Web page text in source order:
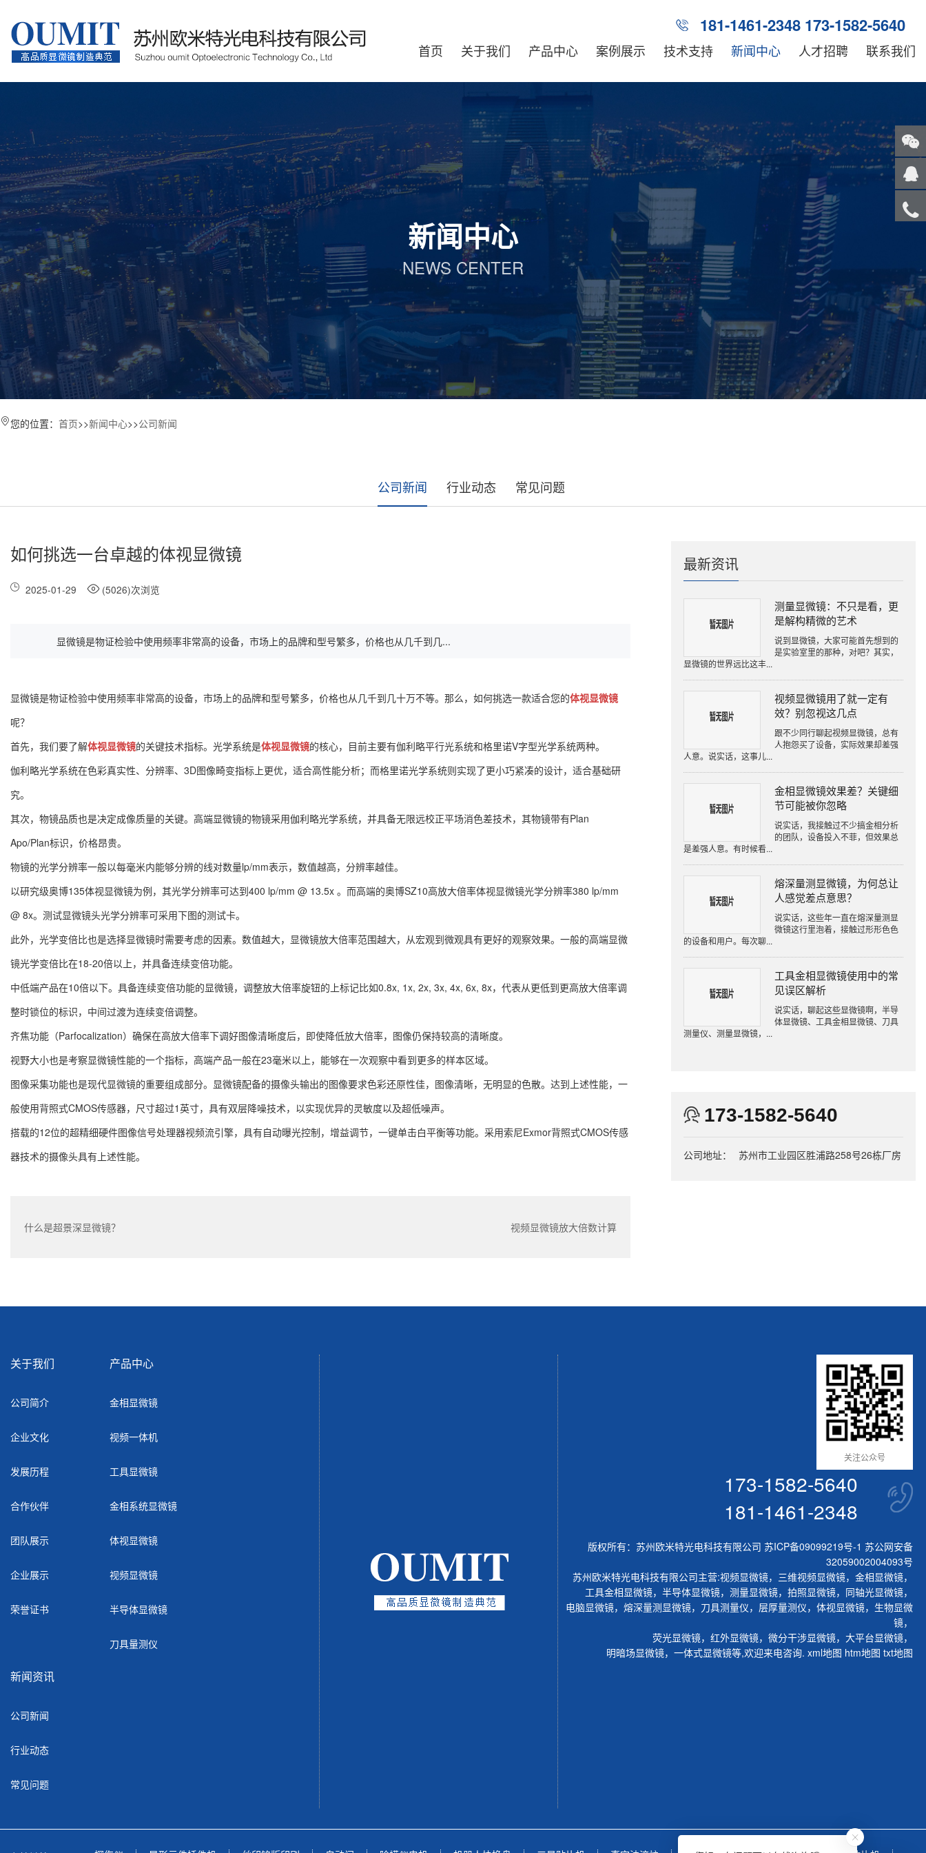
181-1461-2348 173-1582-5640
首页 关于我们 产品中心 案例展示 技术支持 新闻中心 人才招聘 联系我们
新闻中心
NEWS CENTER
您的位置： 首页>>新闻中心>>公司新闻
公司新闻 行业动态 常见问题
如何挑选一台卓越的体视显微镜
2025-01-29 (5026)次浏览
显微镜是物证检验中使用频率非常高的设备，市场上的品牌和型号繁多，价格也从几千到几...
显微镜是物证检验中使用频率非常高的设备，市场上的品牌和型号繁多，价格也从几千到几十万不等。那么，如何挑选一款适合您的体视显微镜
呢？
首先，我们要了解体视显微镜的关键技术指标。光学系统是体视显微镜的核心，目前主要有伽利略平行光系统和格里诺V字型光学系统两种。
伽利略光学系统在色彩真实性、分辨率、3D图像畸变指标上更优，适合高性能分析；而格里诺光学系统则实现了更小巧紧凑的设计，适合基础研
究。
其次，物镜品质也是决定成像质量的关键。高端显微镜的物镜采用伽利略光学系统，并具备无限远校正平场消色差技术，其物镜带有Plan
Apo/Plan标识，价格昂贵。
物镜的光学分辨率一般以每毫米内能够分辨的线对数量lp/mm表示，数值越高，分辨率越佳。
以研究级奥博135体视显微镜为例，其光学分辨率可达到400 lp/mm @ 13.5x 。而高端的奥博SZ10高放大倍率体视显微镜光学分辨率380 lp/mm
@ 8x。测试显微镜头光学分辨率可采用下图的测试卡。
此外，光学变倍比也是选择显微镜时需要考虑的因素。数值越大，显微镜放大倍率范围越大，从宏观到微观具有更好的观察效果。一般的高端显微
镜光学变倍比在18-20倍以上，并具备连续变倍功能。
中低端产品在10倍以下。具备连续变倍功能的显微镜，调整放大倍率旋钮的上标记比如0.8x, 1x, 2x, 3x, 4x, 6x, 8x，代表从更低到更高放大倍率调
整时锁位的标识，中间过渡为连续变倍调整。
齐焦功能（Parfocalization）确保在高放大倍率下调好图像清晰度后，即使降低放大倍率，图像仍保持较高的清晰度。
视野大小也是考察显微镜性能的一个指标，高端产品一般在23毫米以上，能够在一次观察中看到更多的样本区域。
图像采集功能也是现代显微镜的重要组成部分。显微镜配备的摄像头输出的图像要求色彩还原性佳，图像清晰，无明显的色散。达到上述性能，一
般使用背照式CMOS传感器，尺寸超过1英寸，具有双层降噪技术，以实现优异的灵敏度以及超低噪声。
搭载的12位的超精细硬件图像信号处理器视频流引擎，具有自动曝光控制，增益调节，一键单击白平衡等功能。采用索尼Exmor背照式CMOS传感
器技术的摄像头具有上述性能。
什么是超景深显微镜？ 视频显微镜放大倍数计算
最新资讯
测量显微镜：不只是看，更
是解构精微的艺术
说到显微镜，大家可能首先想到的
是实验室里的那种，对吧？其实，
显微镜的世界远比这丰...
视频显微镜用了就一定有
效？别忽视这几点
跟不少同行聊起视频显微镜，总有
人抱怨买了设备，实际效果却差强
人意。说实话，这事儿...
金相显微镜效果差？关键细
节可能被你忽略
说实话，我接触过不少搞金相分析
的团队，设备投入不菲，但效果总
是差强人意。有时候看...
熔深量测显微镜，为何总让
人感觉差点意思？
说实话，这些年一直在熔深量测显
微镜这行里泡着，接触过形形色色
的设备和用户。每次聊...
工具金相显微镜使用中的常
见误区解析
说实话，聊起这些显微镜啊，半导
体显微镜、工具金相显微镜、刀具
测量仪、测量显微镜，...
173-1582-5640
公司地址： 苏州市工业园区胜浦路258号26栋厂房
关于我们
公司简介
企业文化
发展历程
合作伙伴
团队展示
企业展示
荣誉证书
产品中心
金相显微镜
视频一体机
工具显微镜
金相系统显微镜
体视显微镜
视频显微镜
半导体显微镜
刀具量测仪
新闻资讯
公司新闻
行业动态
常见问题
关注公众号
173-1582-5640
181-1461-2348
版权所有：苏州欧米特光电科技有限公司 苏ICP备09099219号-1 苏公网安备
32059002004093号
苏州欧米特光电科技有限公司主营:视频显微镜， 三维视频显微镜， 金相显微镜，
工具金相显微镜， 半导体显微镜， 测量显微镜， 拍照显微镜， 同轴光显微镜，
电脑显微镜， 熔深量测显微镜， 刀具测量仪， 层厚量测仪， 体视显微镜， 生物显微
镜，
荧光显微镜， 红外显微镜， 微分干涉显微镜， 大平台显微镜，
明暗场显微镜， 一体式显微镜等,欢迎来电咨询. xml地图 htm地图 txt地图
关注
微信
客服
顶部